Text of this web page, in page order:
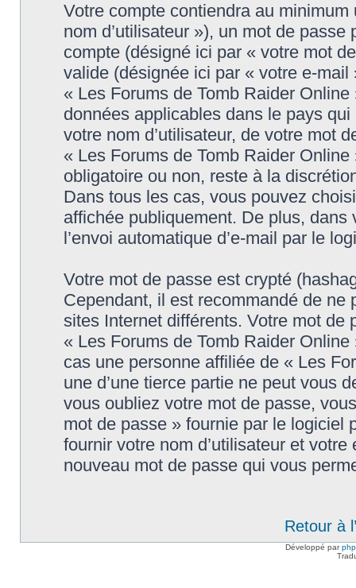
Votre compte contiendra au
nom d’utilisateur »), un mot de
compte (désigné ici par « votre mot
valide (désignée ici par « votre e-
« Les Forums de Tomb Raider
données applicables dans le pays
votre nom d’utilisateur, de votre mot
« Les Forums de Tomb Raider
obligatoire ou non, reste à la
Dans tous les cas, vous pouvez
affichée publiquement. De plus,
l’envoi automatique d’e-mail par le
Votre mot de passe est crypté
Cependant, il est recommandé de
sites Internet différents. Votre mot de
« Les Forums de Tomb Raider
cas une personne affiliée de « Les
une d’une tierce partie ne peut vous
vous oubliez votre mot de passe,
mot de passe » fournie par le logiciel
fournir votre nom d’utilisateur et
nouveau mot de passe qui vous
Retour à
Développé par